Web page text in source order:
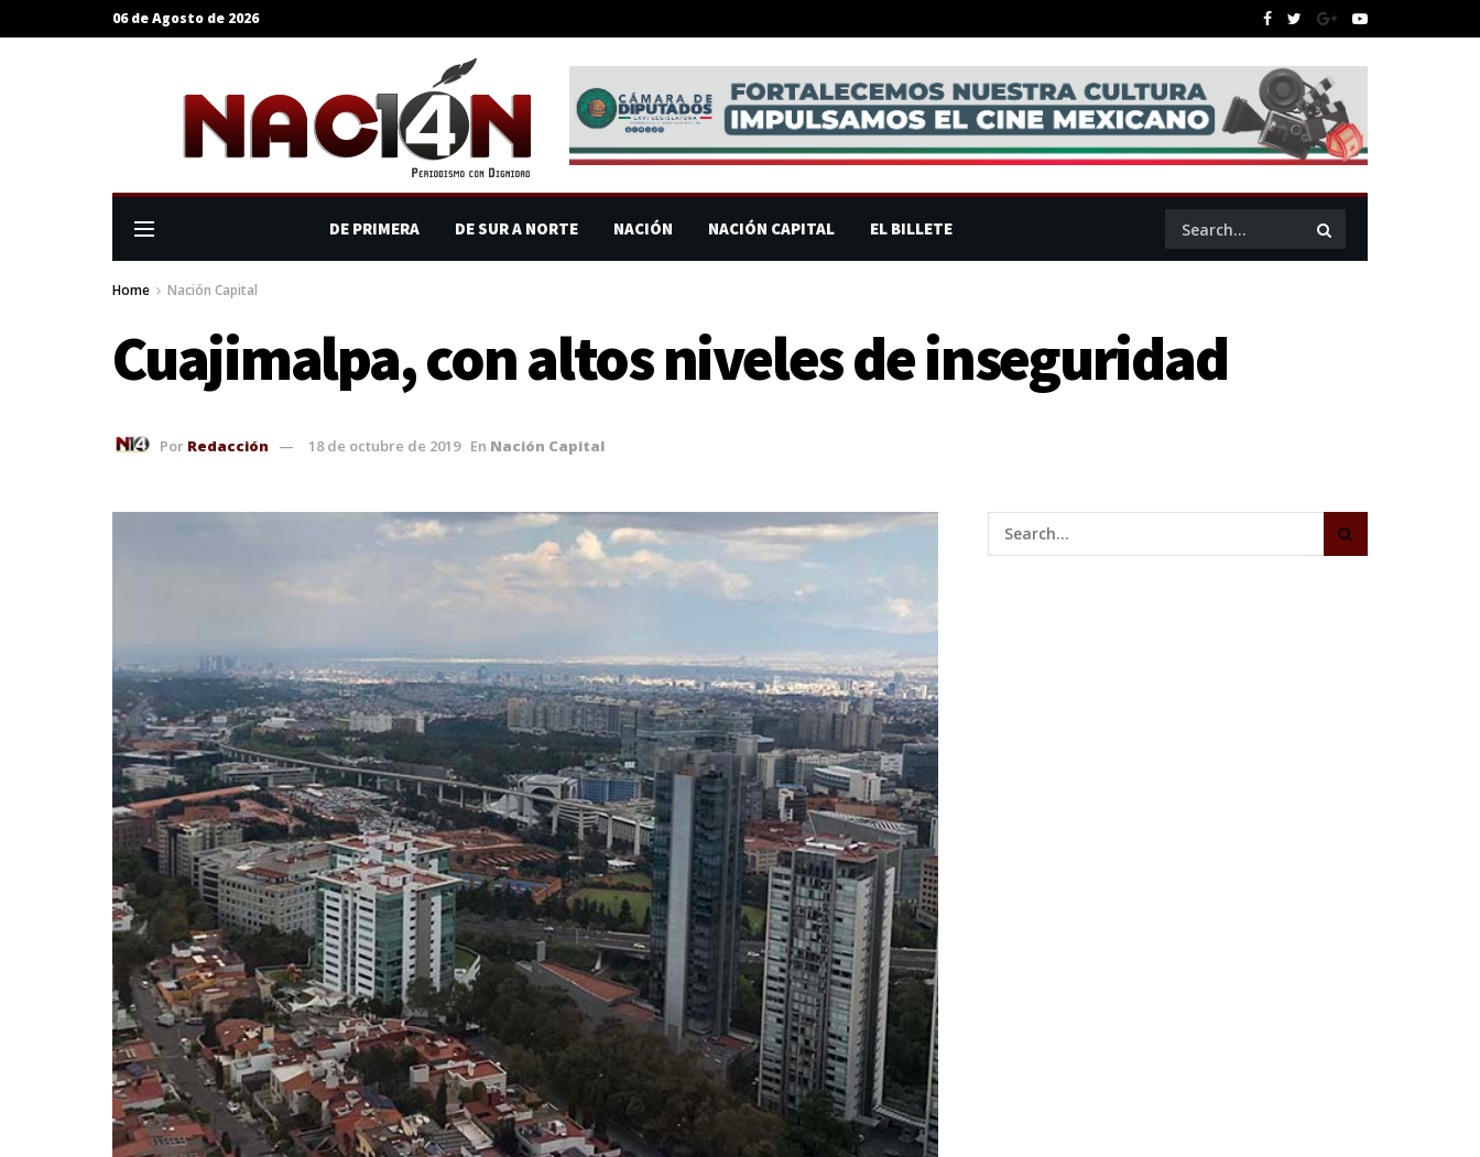
06 de Agosto de 2026
DE PRIMERA DE SUR A NORTE NACIÓN NACIÓN CAPITAL EL BILLETE
Home Nación Capital
Cuajimalpa, con altos niveles de inseguridad
Por Redacción 18 de octubre de 2019 En Nación Capital